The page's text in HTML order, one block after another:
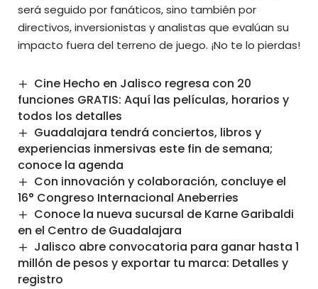
será seguido por fanáticos, sino también por
directivos, inversionistas y analistas que evalúan su
impacto fuera del terreno de juego. ¡No te lo pierdas!
Cine Hecho en Jalisco regresa con 20
funciones GRATIS: Aquí las películas, horarios y
todos los detalles
Guadalajara tendrá conciertos, libros y
experiencias inmersivas este fin de semana;
conoce la agenda
Con innovación y colaboración, concluye el
16° Congreso Internacional Aneberries
Conoce la nueva sucursal de Karne Garibaldi
en el Centro de Guadalajara
Jalisco abre convocatoria para ganar hasta 1
millón de pesos y exportar tu marca: Detalles y
registro